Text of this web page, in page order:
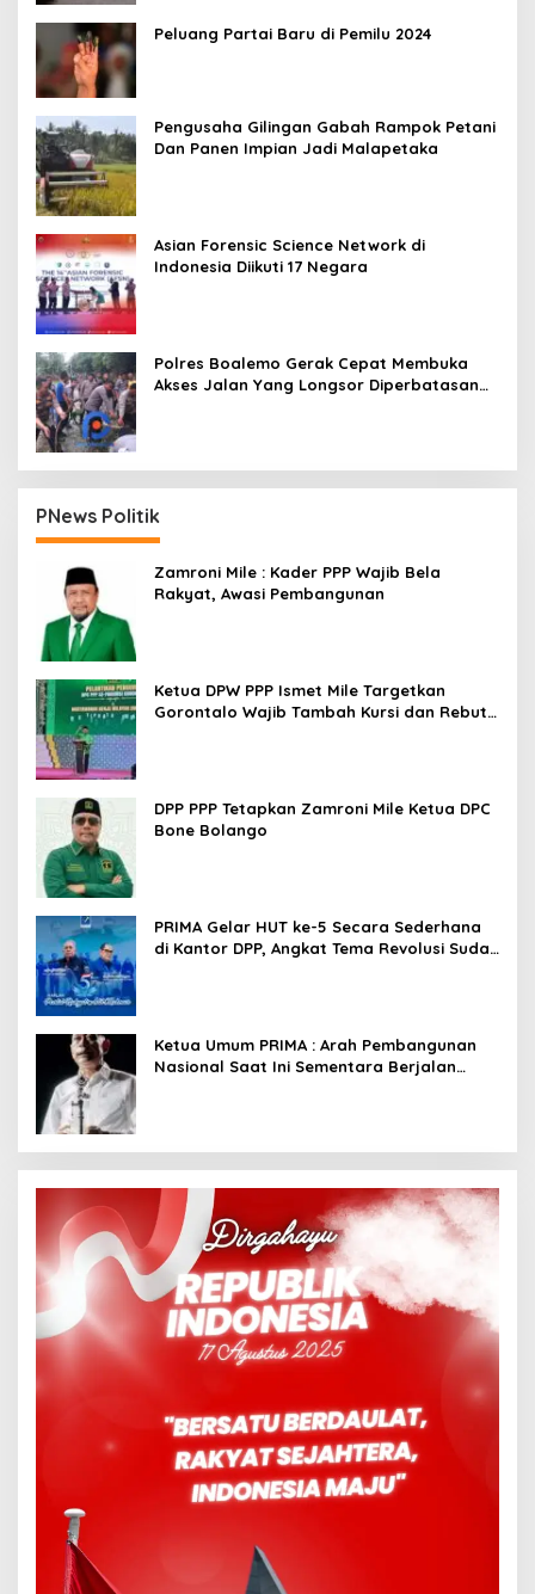
Peluang Partai Baru di Pemilu 2024
Pengusaha Gilingan Gabah Rampok Petani
Dan Panen Impian Jadi Malapetaka
Asian Forensic Science Network di
Indonesia Diikuti 17 Negara
Polres Boalemo Gerak Cepat Membuka
Akses Jalan Yang Longsor Diperbatasan
PNews Politik
Zamroni Mile : Kader PPP Wajib Bela
Rakyat, Awasi Pembangunan
Ketua DPW PPP Ismet Mile Targetkan
Gorontalo Wajib Tambah Kursi dan Rebut
DPP PPP Tetapkan Zamroni Mile Ketua DPC
Bone Bolango
PRIMA Gelar HUT ke-5 Secara Sederhana
di Kantor DPP, Angkat Tema Revolusi Sudah
Ketua Umum PRIMA : Arah Pembangunan
Nasional Saat Ini Sementara Berjalan